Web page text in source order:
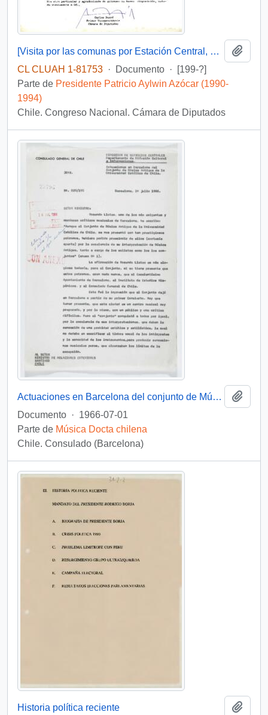
[Visita por las comunas por Estación Central, Cerrillos y Maipú]
CL CLUAH 1-81753 · Documento ·
[199-?]
Parte de Presidente Patricio Aylwin Azócar (1990-
1994)
Chile. Congreso Nacional. Cámara de Diputados
Actuaciones en Barcelona del conjunto de Música Antigua de la Universidad de Católica de Chile.
Documento · 1966-07-01
Parte de Música Docta chilena
Chile. Consulado (Barcelona)
Historia política reciente